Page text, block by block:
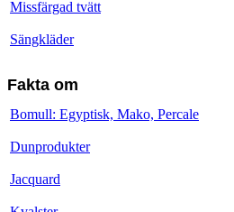
Missfärgad tvätt
Sängkläder
Fakta om
Bomull: Egyptisk, Mako, Percale
Dunprodukter
Jacquard